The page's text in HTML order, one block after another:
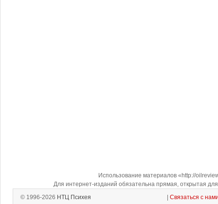
Использование материалов «http://
Для интернет-изданий обязательна прямая, открытая
© 1996-2026 НТЦ Психея Связаться с